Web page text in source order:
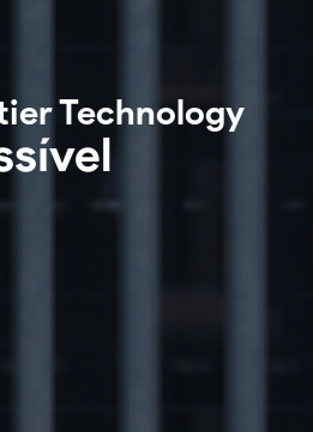
Technology